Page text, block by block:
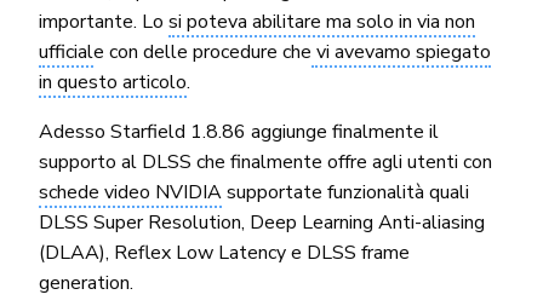
importante. Lo si poteva abilitare ma solo in via non
ufficiale con delle procedure che vi avevamo spiegato
in questo articolo.
Adesso Starfield 1.8.86 aggiunge finalmente il
supporto al DLSS che finalmente offre agli utenti con
schede video NVIDIAsupportate funzionalità quali
DLSS Super Resolution, Deep Learning Anti-aliasing
(DLAA), Reflex Low Latency e DLSS frame
generation.